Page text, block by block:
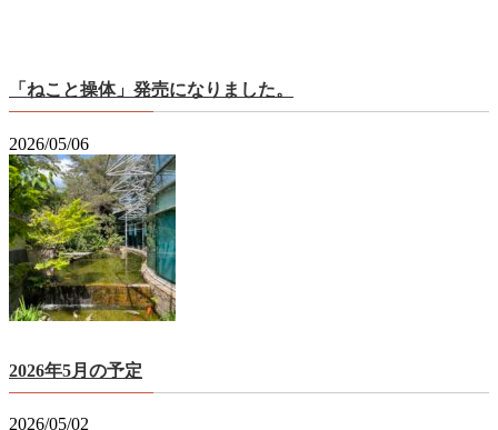
「ねこと操体」発売になりました。
2026/05/06
2026年5月の予定
2026/05/02